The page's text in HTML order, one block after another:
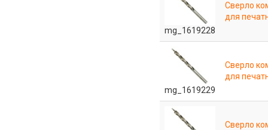
mg_1619228
Сверло
для
mg_1619229
Сверло
для
Сверло